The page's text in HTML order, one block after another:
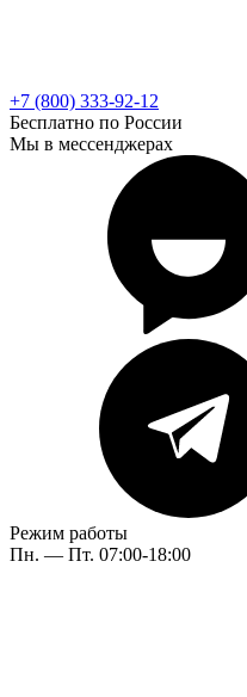
+7 (800) 333-92-12
Бесплатно по России
Мы в мессенджерах
Режим работы
Пн. — Пт. 07:00-18:00